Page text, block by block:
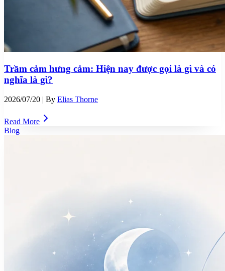
Trầm cảm hưng cảm: Hiện nay được gọi là gì và có
nghĩa là gì?
2026/07/20 | By Elias Thorne
Read More
Blog